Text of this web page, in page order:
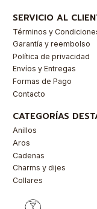
SERVICIO AL
Términos y
Garantía y reembolso
Política de privacidad
Envíos y Entregas
Formas de Pago
Contacto
CATEGORÍAS
Anillos
Aros
Cadenas
Charms y dijes
Collares